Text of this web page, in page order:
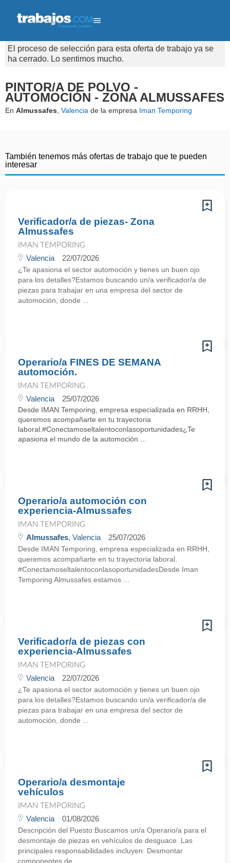
El proceso de selección para esta oferta de trabajo ya se
ha cerrado. Lo sentimos mucho.
PINTOR/A DE POLVO -
AUTOMOCIÓN - ZONA ALMUSSAFES
En Almussafes Valencia de la empresa Iman Temporing
También tenemos más ofertas de trabajo que te pueden
interesar
Verificador/a de piezas- Zona
Almussafes
IMAN TEMPORING
Valencia 22/07/2026
¿Te apasiona el sector automoción y tienes un buen ojo
para los detalles?Estamos buscando un/a verificador/a de
piezas para trabajar en una empresa del sector de
automoción, donde ...
Operario/a FINES DE SEMANA
automoción.
IMAN TEMPORING
Valencia 25/07/2026
Desde IMAN Temporing, empresa especializada en RRHH,
queremos acompañarte en tu trayectoria
laboral.#Conectamoseltalentoconlasoportunidades¿Te
apasiona el mundo de la automoción ...
Operario/a automoción con
experiencia-Almussafes
IMAN TEMPORING
Almussafes, Valencia 25/07/2026
Desde IMAN Temporing, empresa especializada en RRHH,
queremos acompañarte en tu trayectoria laboral.
#ConectamoseltalentoconlasoportunidadesDesde Iman
Temporing Almussafes estamos ...
Verificador/a de piezas con
experiencia-Almussafes
IMAN TEMPORING
Valencia 22/07/2026
¿Te apasiona el sector automoción y tienes un buen ojo
para los detalles?Estamos buscando un/a verificador/a de
piezas para trabajar en una empresa del sector de
automoción, donde ...
Operario/a desmontaje
vehículos
IMAN TEMPORING
Valencia 01/08/2026
Descripción del Puesto:Buscamos un/a Operario/a para el
desmontaje de piezas en vehículos de desguace. Las
principales responsabilidades incluyen: Desmontar
componentes de ...